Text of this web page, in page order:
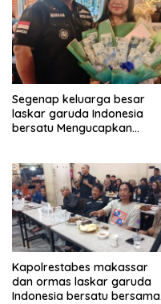
Segenap keluarga besar
laskar garuda Indonesia
bersatu Mengucapkan
(Andi Sumarni).
Kapolrestabes makassar
dan ormas laskar garuda
Indonesia bersatu bersama